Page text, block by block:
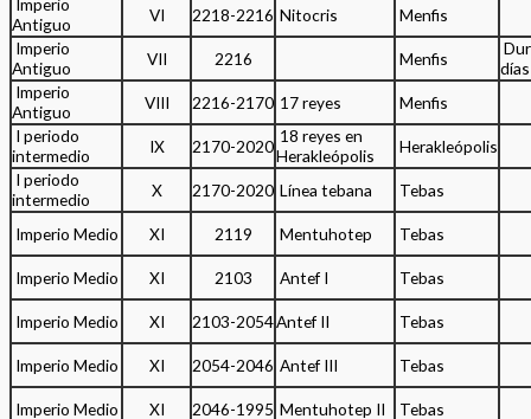
Imperio
Antiguo
VI 2218-2216 Nitocris
Menfis
Imperio
Antiguo
VII 2216 Menfis
días
Imperio
Antiguo
VIII 2216-2170 17 reyes
Menfis
I periodo
intermedio
IX 2170-2020
18 reyes en
Herakleópolis
Herakleópolis
I periodo
intermedio
X 2170-2020 Línea tebana Tebas
Imperio Medio XI 2119 Mentuhotep Tebas
Imperio Medio XI 2103 Antef I Tebas
Imperio Medio XI 2103-2054Antef II Tebas
Imperio Medio XI 2054-2046 Antef III Tebas
Imperio Medio XI 2046-1995 Mentuhotep II Tebas